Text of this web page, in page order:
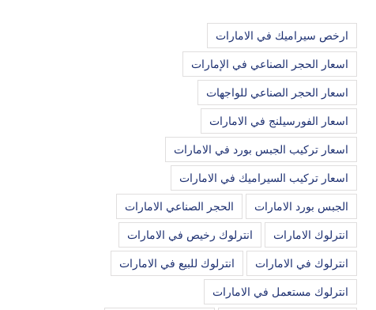
ارخص سيراميك في الامارات
اسعار الحجر الصناعي في الإمارات
اسعار الحجر الصناعي للواجهات
اسعار الفورسيلنج في الامارات
اسعار تركيب الجبس بورد في الامارات
اسعار تركيب السيراميك في الامارات
الجبس بورد الامارات الحجر الصناعي الامارات
انترلوك الامارات انترلوك رخيص في الامارات
انترلوك في الامارات انترلوك للبيع في الامارات
انترلوك مستعمل في الامارات